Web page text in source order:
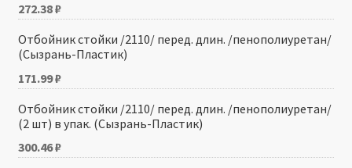
272.38₽
Отбойник стойки /2110/ перед. длин. /пенополиуретан/
(Сызрань-Пластик)
171.99₽
Отбойник стойки /2110/ перед. длин. /пенополиуретан/
(2 шт) в упак. (Сызрань-Пластик)
300.46₽